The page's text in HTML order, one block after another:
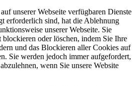
unserer Webseite verfügbaren Dienste
erforderlich sind, hat die Ablehnung
unserer Webseite. Sie
oder löschen, indem Sie Ihre
und das Blockieren aller Cookies auf
Sie werden jedoch immer aufgefordert,
wenn Sie unsere Website